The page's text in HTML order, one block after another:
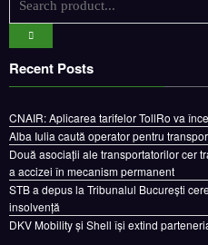
Recent Posts
CNAIR: Aplicarea tarifelor TollRo va
Alba Iulia caută operator pentru
Două asociații ale transportatorilor cer
a accizei în mecanism permanent
STB a depus la Tribunalul București
insolvență
DKV Mobility și Shell își extind